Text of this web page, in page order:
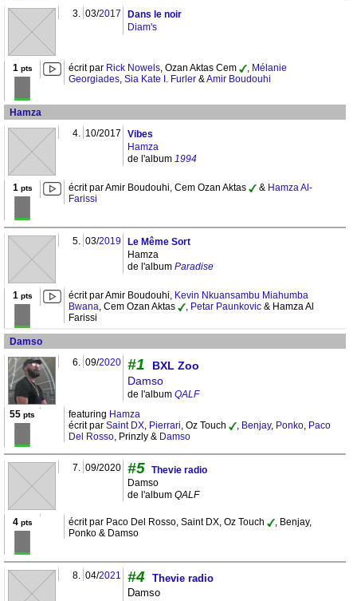
3. 03/2017
Dans le noir
Diam's
1 pts écrit par Rick Nowels, Ozan Aktas Cem , Mélanie
Georgiades, Sia Kate I. Furler &Amir Boudouhi
Hamza
4. 10/2017
Vibes
Hamza
de l'album 1994
1 pts écrit par Amir Boudouhi, Cem Ozan Aktas & Hamza Al-
Farissi
5. 03/2019
Le Même Sort
Hamza
de l'album Paradise
1 pts écrit par Amir Boudouhi, Kevin Nkuansambu Miahumba
Bwana, Cem Ozan Aktas , Petar Paunkovic & Hamza Al
Farissi
Damso
6. 09/2020 #1
BXL Zoo
Damso
de l'album QALF
55 pts featuring Hamza
écrit par Saint DX, Pierrari, Oz Touch , Benjay, Ponko, Paco
Del Rosso, Prinzly & Damso
7. 09/2020 #5 Thevie radio
Damso
de l'album QALF
4pts écrit par Paco Del Rosso, Saint DX, Oz Touch
, Benjay,
Ponko & Damso
8. 04/2021 #4 Thevie radio
Damso